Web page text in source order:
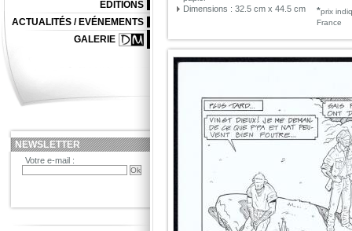
Dimensions : 32.5 cm x 44.5 cm
*prix
France
EDITIONS
ACTUALITÉS / EVÉNEMENTS
GALERIE
NEWSLETTER
Votre e-mail :